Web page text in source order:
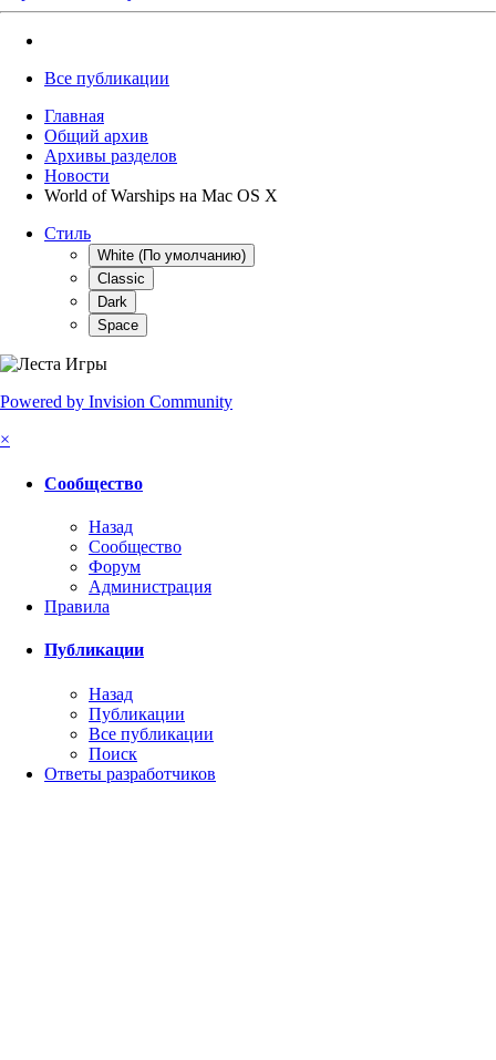
Все публикации
Главная
Общий архив
Архивы разделов
Новости
World of Warships на Mac OS X
Стиль
White (По умолчанию)
Classic
Dark
Space
Powered by Invision Community
×
Сообщество
Назад
Сообщество
Форум
Администрация
Правила
Публикации
Назад
Публикации
Все публикации
Поиск
Ответы разработчиков